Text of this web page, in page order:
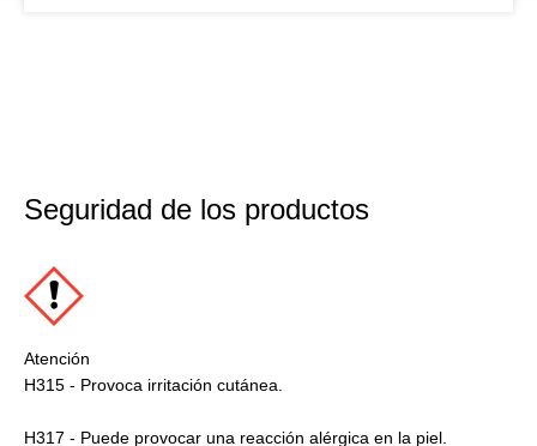
Seguridad de los productos
Atención
H315 - Provoca irritación cutánea.
H317 - Puede provocar una reacción alérgica en la piel.